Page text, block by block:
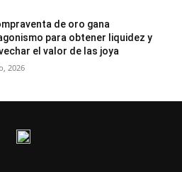
de oro gana
para obtener liquidez y
el valor de las joya
2026